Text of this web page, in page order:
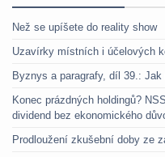
Než se upíšete do reality show
Uzavírky místních i účelových
Byznys a paragrafy, díl 39.:
Konec prázdných holdingů?
dividend bez ekonomického
Prodloužení zkušební doby ze